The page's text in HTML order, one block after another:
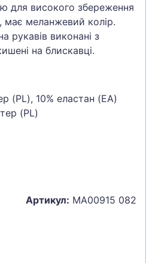
для високого збереження
меланжевий колір.
рукавів виконані з
на блискавці.
(PL), 10% еластан (EA)
(PL)
Артикул: MA00915 082